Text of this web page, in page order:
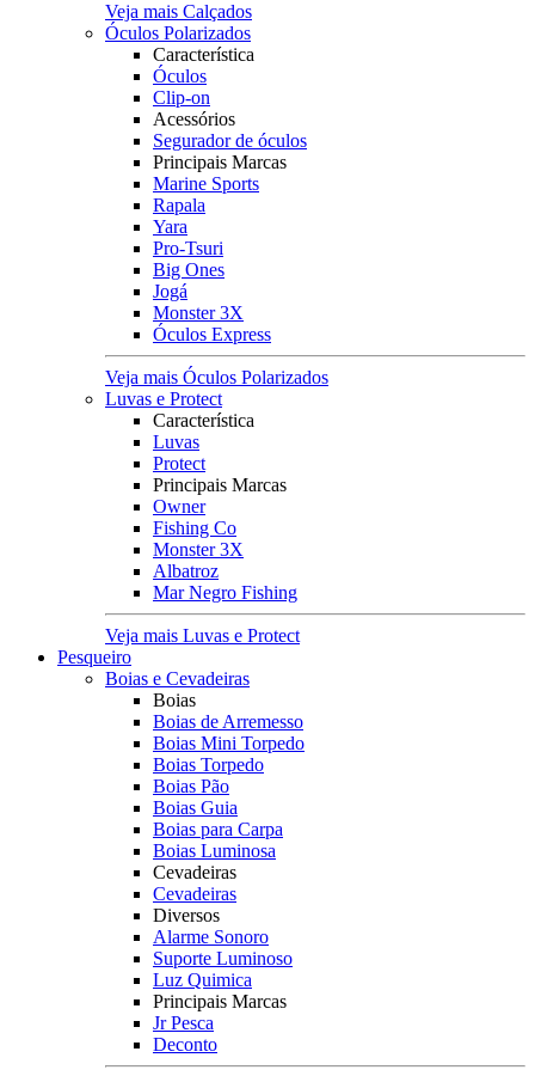
Veja mais Calçados
Óculos Polarizados
Característica
Óculos
Clip-on
Acessórios
Segurador de óculos
Principais Marcas
Marine Sports
Rapala
Yara
Pro-Tsuri
Big Ones
Jogá
Monster 3X
Óculos Express
Veja mais Óculos Polarizados
Luvas e Protect
Característica
Luvas
Protect
Principais Marcas
Owner
Fishing Co
Monster 3X
Albatroz
Mar Negro Fishing
Veja mais Luvas e Protect
Pesqueiro
Boias e Cevadeiras
Boias
Boias de Arremesso
Boias Mini Torpedo
Boias Torpedo
Boias Pão
Boias Guia
Boias para Carpa
Boias Luminosa
Cevadeiras
Cevadeiras
Diversos
Alarme Sonoro
Suporte Luminoso
Luz Quimica
Principais Marcas
Jr Pesca
Deconto